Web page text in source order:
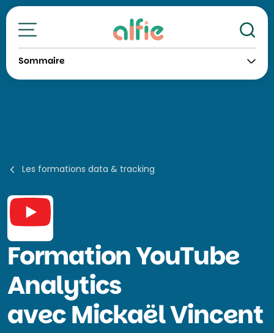
Toutes nos formations
Sommaire
Les formations data & tracking
FormationYouTube
Analytics
avec Mickaël Vincent